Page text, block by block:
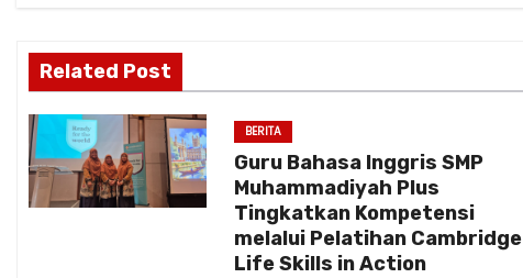
g
a
t
i
Related Post
BERITA
Guru Bahasa Inggris SMP
Muhammadiyah Plus
Tingkatkan Kompetensi
melalui Pelatihan Cambridge
Life Skills in Action